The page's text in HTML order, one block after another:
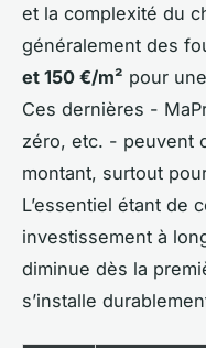
et la complexité du
généralement des
et 150 €/m² pour
Ces dernières -
zéro, etc. - peuvent
montant, surtout
L’essentiel étant de
investissement à
diminue dès la
s’installe